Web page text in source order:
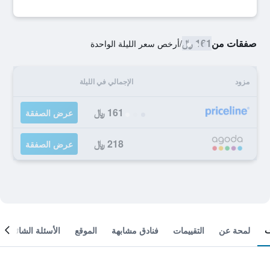
صفقات من161 ﷼ /أرخص سعر الليلة الواحدة
مزود الإجمالي في الليلة
161 ﷼ عرض الصفقة
218 ﷼ عرض الصفقة
لمحة عن التقييمات فنادق مشابهة الموقع الأسئلة الشائعة